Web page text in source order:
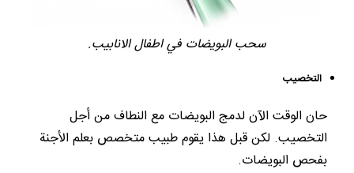
سحب البويضات في اطفال الانابيب.
التخصيب
حان الوقت الآن لدمج البويضات مع النطاف من أجل
التخصيب. لكن قبل هذا يقوم طبيب متخصص بعلم الأجنة
بفحص البويضات.